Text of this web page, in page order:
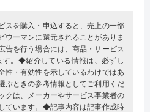
を購入・申込すると、売上の一部
ウーマンに還元されることがありま
を行う場合には、商品・サービス
す。◆紹介している情報は、必ずし
性・有効性を示しているわけではあ
ぶときの参考情報としてご利用くだ
クは、メーカーやサービス事業者の
ています。◆記事内容は記事作成時